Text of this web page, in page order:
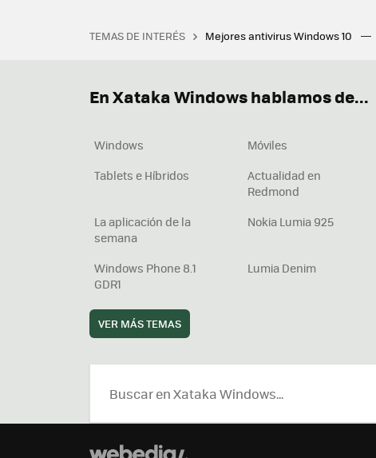
TEMAS DE INTERÉS Mejores antivirus Windows 10
En Xataka Windows hablamos de...
Windows Móviles
Tablets e Híbridos
Actualidad en
Redmond
La aplicación de la
semana
Nokia Lumia 925
Windows Phone 8.1
GDR1
Lumia Denim
VER MÁS TEMAS